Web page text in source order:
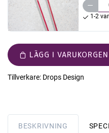
1-2
LÄGG I
Tillverkare: Drops Design
BESKRIVNING